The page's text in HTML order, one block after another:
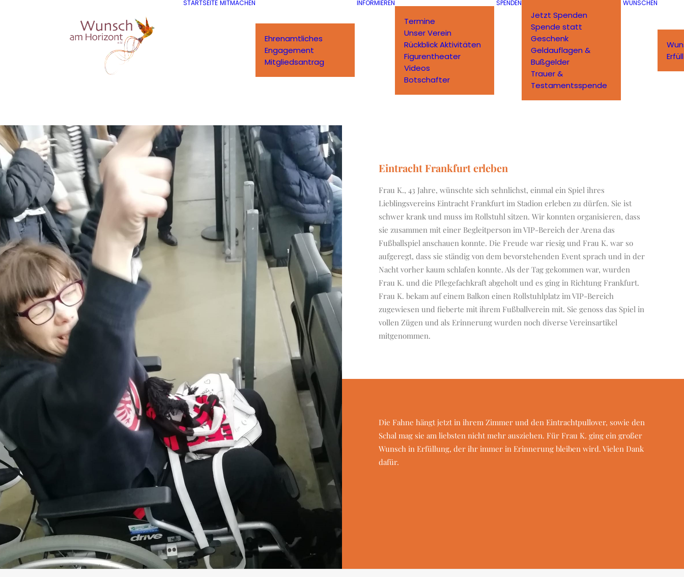
STARTSEITE MITMACHEN
Ehrenamtliches
Engagement
Mitgliedsantrag
INFORMIEREN
Termine
Unser Verein
Rückblick Aktivitäten
Figurentheater
Videos
Botschafter
SPENDEN
Jetzt Spenden
Spende statt
Geschenk
Geldauflagen &
Bußgelder
Trauer &
Testamentsspende
WÜNSCHEN
Eintracht Frankfurt erleben
Frau K., 43 Jahre, wünschte sich sehnlichst, einmal ein Spiel ihres
Lieblingsvereins Eintracht Frankfurt im Stadion erleben zu dürfen. Sie ist
schwer krank und muss im Rollstuhl sitzen. Wir konnten organisieren, dass
sie zusammen mit einer Begleitperson im VIP-Bereich der Arena das
Fußballspiel anschauen konnte. Die Freude war riesig und Frau K. war so
aufgeregt, dass sie ständig von dem bevorstehenden Event sprach und in der
Nacht vorher kaum schlafen konnte. Als der Tag gekommen war, wurden
Frau K. und die Pflegefachkraft abgeholt und es ging in Richtung Frankfurt.
Frau K. bekam auf einem Balkon einen Rollstuhlplatz im VIP-Bereich
zugewiesen und fieberte mit ihrem Fußballverein mit. Sie genoss das Spiel in
vollen Zügen und als Erinnerung wurden noch diverse Vereinsartikel
mitgenommen.
Die Fahne hängt jetzt in ihrem Zimmer und den Eintrachtpullover, sowie den
Schal mag sie am liebsten nicht mehr ausziehen. Für Frau K. ging ein großer
Wunsch in Erfüllung, der ihr immer in Erinnerung bleiben wird. Vielen Dank
dafür.